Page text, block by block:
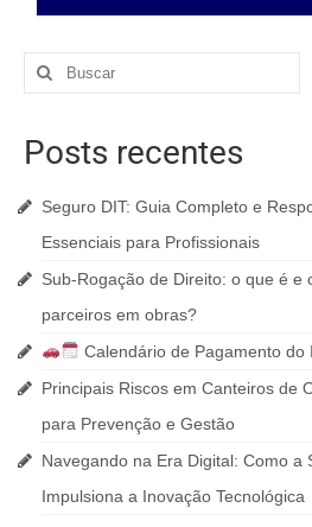
Posts recentes
Seguro DIT: Guia Completo e
Essenciais para Profissionais
Sub-Rogação de Direito: o que é e
parceiros em obras?
Calendário de Pagamento do
Principais Riscos em Canteiros de
para Prevenção e Gestão
Navegando na Era Digital: Como a
Impulsiona a Inovação Tecnológica